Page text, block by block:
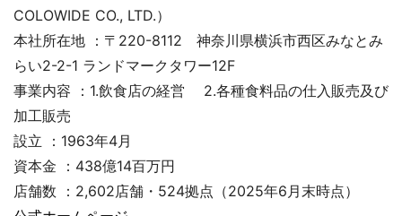
COLOWIDE CO., LTD.）
本社所在地 ：〒220-8112 神奈川県横浜市西区みなとみ
らい2-2-1 ランドマークタワー12F
事業内容 ：1.飲食店の経営 2.各種食料品の仕入販売及び
加工販売
設立 ：1963年4月
資本金 ：438億14百万円
店舗数 ：2,602店舗・524拠点（2025年6月末時点）